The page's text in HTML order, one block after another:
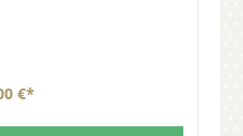
€*